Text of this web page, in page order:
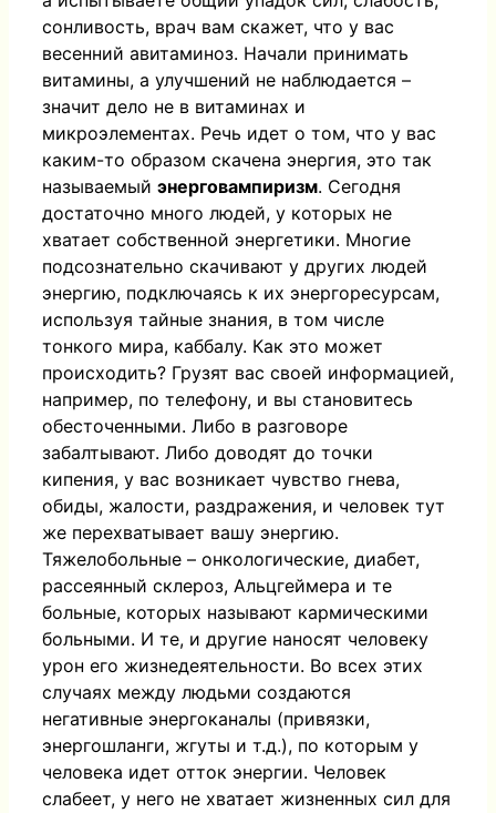
сонливость, врач вам скажет, что у вас
весенний авитаминоз. Начали принимать
витамины, а улучшений не наблюдается –
значит дело не в витаминах и
микроэлементах. Речь идет о том, что у вас
каким-то образом скачена энергия, это так
называемый энерговампиризм. Сегодня
достаточно много людей, у которых не
хватает собственной энергетики. Многие
подсознательно скачивают у других людей
энергию, подключаясь к их энергоресурсам,
используя тайные знания, в том числе
тонкого мира, каббалу. Как это может
происходить? Грузят вас своей информацией,
например, по телефону, и вы становитесь
обесточенными. Либо в разговоре
забалтывают. Либо доводят до точки
кипения, у вас возникает чувство гнева,
обиды, жалости, раздражения, и человек тут
же перехватывает вашу энергию.
Тяжелобольные – онкологические, диабет,
рассеянный склероз, Альцгеймера и те
больные, которых называют кармическими
больными. И те, и другие наносят человеку
урон его жизнедеятельности. Во всех этих
случаях между людьми создаются
негативные энергоканалы (привязки,
энергошланги, жгуты и т.д.), по которым у
человека идет отток энергии. Человек
слабеет, у него не хватает жизненных сил для